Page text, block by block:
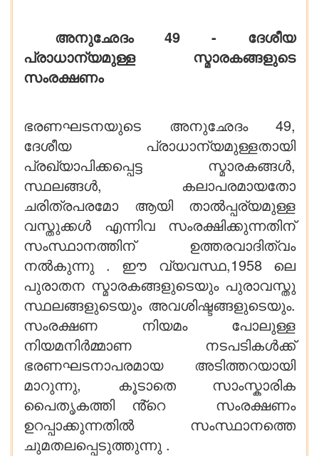
അനുഛേദം 49 - ദേശീയ
പ്രാധാന്യമുള്ള സ്മാരകങ്ങളുടെ
സംരക്ഷണം
ഭരണഘടനയുടെ അനുഛേദം 49,
ദേശീയ പ്രാധാന്യമുള്ളതായി
പ്രഖ്യാപിക്കപ്പെട്ട സ്മാരകങ്ങൾ,
സ്ഥലങ്ങൾ, കലാപരമായതോ
ചരിത്രപരമോ ആയി താൽപ്പര്യമുള്ള
വസ്തുക്കൾ എന്നിവ സംരക്ഷിക്കുന്നതിന്
സംസ്ഥാനത്തിന് ഉത്തരവാദിത്വം
നൽകുന്നു . ഈ വ്യവസ്ഥ,1958 ലെ
പുരാതന സ്മാരകങ്ങളുടെയും പുരാവസ്തു
സ്ഥലങ്ങളുടെയും അവശിഷ്ടങ്ങളുടെയും.
സംരക്ഷണ നിയമം പോലുള്ള
നിയമനിർമ്മാണ നടപടികൾക്ക്
ഭരണഘടനാപരമായ അടിത്തറയായി
മാറുന്നു, കൂടാതെ സാംസ്കാരിക
പൈതൃകത്തി ൻ്റെ സംരക്ഷണം
ഉറപ്പാക്കുന്നതിൽ സംസ്ഥാനത്തെ
ചുമതലപ്പെടുത്തുന്നു .